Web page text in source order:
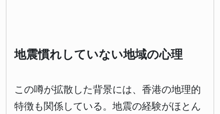
地震慣れしていない地域の心理
この噂が拡散した背景には、香港の地理的
特徴も関係している。地震の経験がほとん